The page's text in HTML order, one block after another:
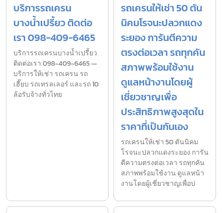
บริการรถเครน
บางน้ำเปรี้ยว ติดต่อ
เรา 098-409-6465
บริการรถเครนบางน้ำเปรี้ยว
ติดต่อเรา 098-409-6465 —
บริการให้เช่า รถเครน รถ
เฮี๊ยบ รถเทรลเลอร์ และรถ 10
ล้อรับจ้างทั่วไทย
รถเครนให้เช่า 50 ตัน
นิคมโรจนะปลวกแดง
ระยอง การันตีความ
ตรงต่อเวลา รถทุกคัน
สภาพพร้อมใช้งาน
ดูแลหน้างานโดยผู้
เชี่ยวชาญเพื่อ
ประสิทธิภาพสูงสุดใน
ราคาที่เป็นกันเอง
รถเครนให้เช่า 50 ตันนิคม
โรจนะปลวกแดงระยอง การัน
ตีความตรงต่อเวลา รถทุกคัน
สภาพพร้อมใช้งาน ดูแลหน้า
งานโดยผู้เชี่ยวชาญเพื่อป